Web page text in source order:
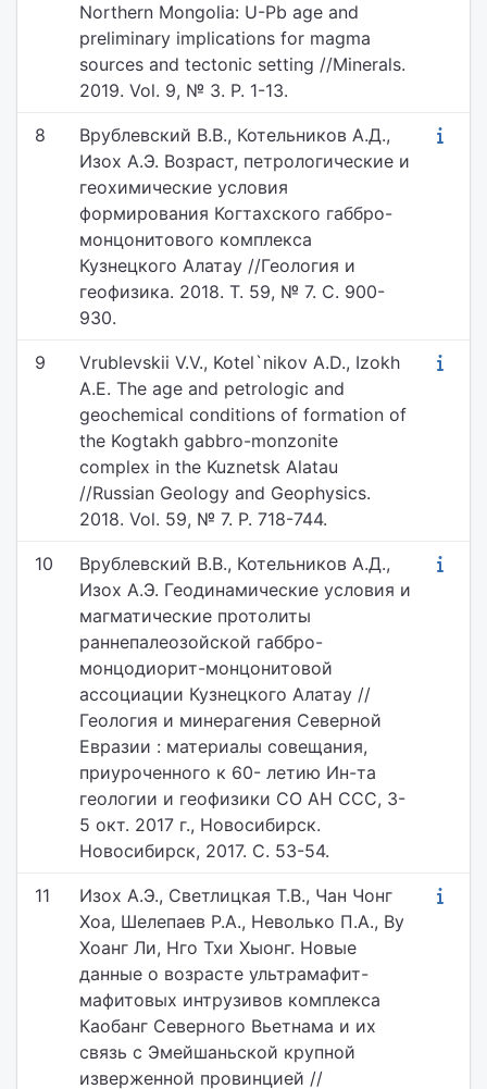
Northern Mongolia: U-Pb age and
preliminary implications for magma
sources and tectonic setting //Minerals.
2019. Vol. 9, № 3. P. 1-13.
8
Врублевский В.В., Котельников А.Д.,
Изох А.Э. Возраст, петрологические и
геохимические условия
формирования Когтахского габбро-
монцонитового комплекса
Кузнецкого Алатау //Геология и
геофизика. 2018. Т. 59, № 7. С. 900-
930.
9
Vrublevskii V.V., Kotel`nikov A.D., Izokh
A.E. The age and petrologic and
geochemical conditions of formation of
the Kogtakh gabbro-monzonite
complex in the Kuznetsk Alatau
//Russian Geology and Geophysics.
2018. Vol. 59, № 7. P. 718-744.
10
Врублевский В.В., Котельников А.Д.,
Изох А.Э. Геодинамические условия и
магматические протолиты
раннепалеозойской габбро-
монцодиорит-монцонитовой
ассоциации Кузнецкого Алатау //
Геология и минерагения Северной
Евразии : материалы совещания,
приуроченного к 60- летию Ин-та
геологии и геофизики СО АН ССС, 3-
5 окт. 2017 г., Новосибирск.
Новосибирск, 2017. С. 53-54.
11
Изох А.Э., Светлицкая Т.В., Чан Чонг
Хоа, Шелепаев Р.А., Неволько П.А., Ву
Хоанг Ли, Нго Тхи Хыонг. Новые
данные о возрасте ультрамафит-
мафитовых интрузивов комплекса
Каобанг Северного Вьетнама и их
связь с Эмейшаньской крупной
изверженной провинцией //